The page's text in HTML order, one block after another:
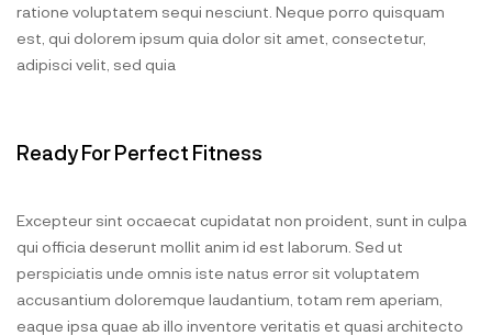
ratione voluptatem sequi nesciunt. Neque porro quisquam
est, qui dolorem ipsum quia dolor sit amet, consectetur,
adipisci velit, sed quia
Ready For Perfect Fitness
Excepteur sint occaecat cupidatat non proident, sunt in culpa
qui officia deserunt mollit anim id est laborum. Sed ut
perspiciatis unde omnis iste natus error sit voluptatem
accusantium doloremque laudantium, totam rem aperiam,
eaque ipsa quae ab illo inventore veritatis et quasi architecto